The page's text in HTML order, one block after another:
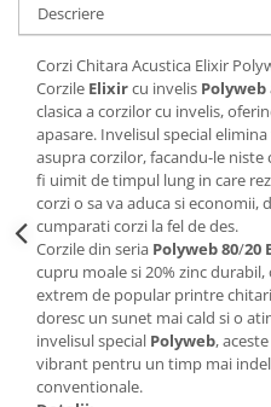
Descriere
Corzi Chitara Acustica Elixir
Corzile Elixircu invelis Polyweb
clasica a corzilor cu invelis,
apasare. Invelisul special
asupra corzilor, facandu-le
fi uimit de timpul lung in care
corzi o sa va aduca si economii,
cumparati corzi la fel de des.
Corzile din seria Polyweb 80/20
cupru moale si 20% zinc
extrem de popular printre
doresc un sunet mai cald si o
invelisul special Polyweb,
vibrant pentru un timp mai
conventionale.